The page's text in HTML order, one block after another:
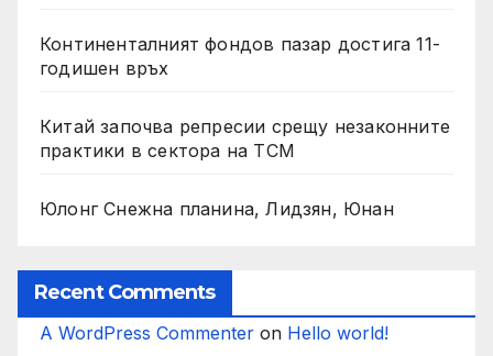
Континенталният фондов пазар достига 11-
годишен връх
Китай започва репресии срещу незаконните
практики в сектора на TCM
Юлонг Снежна планина, Лидзян, Юнан
Recent Comments
A WordPress Commenter on Hello world!